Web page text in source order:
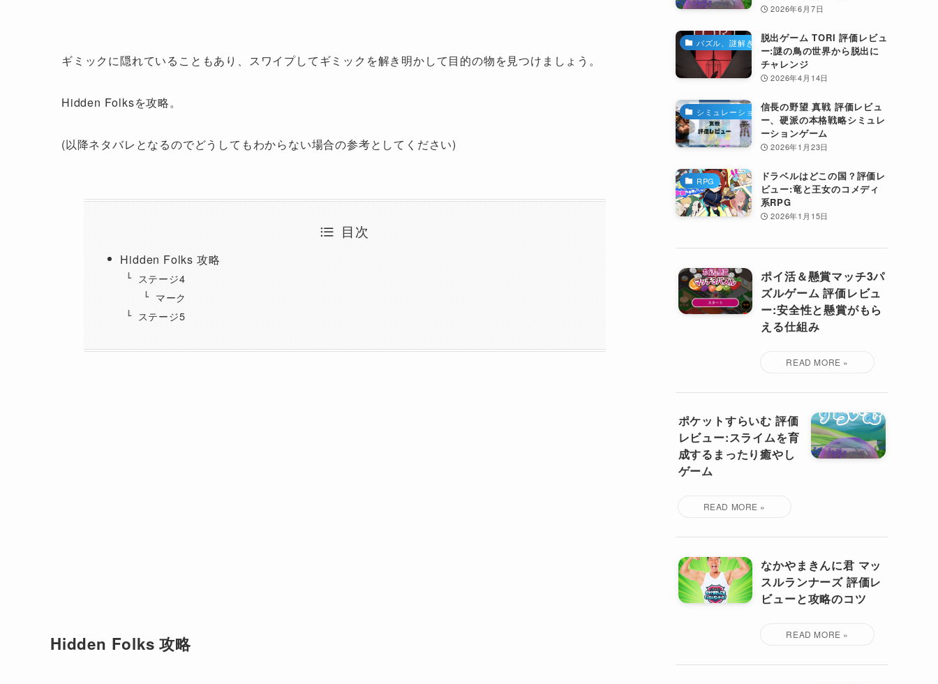
ギミックに隠れていることもあり、スワイプしてギミックを解き明かして目的の物を見つけましょう。
Hidden Folksを攻略。
(以降ネタバレとなるのでどうしてもわからない場合の参考としてください)
目次
Hidden Folks 攻略
ステージ4
マーク
ステージ5
Hidden Folks 攻略
2026年6月7日
パズル、謎解き
脱出ゲーム TORI 評価レビュ
ー:謎の鳥の世界から脱出に
チャレンジ
2026年4月14日
シミュレーション信長の野望 真戦 評価レビュ
ー、硬派の本格戦略シミュレ
ーションゲーム
2026年1月23日
RPG
ドラベルはどこの国？評価レ
ビュー:竜と王女のコメディ
系RPG
2026年1月15日
ポイ活＆懸賞マッチ3パ
ズルゲーム 評価レビュ
ー:安全性と懸賞がもら
える仕組み
ポケットすらいむ 評価
レビュー:スライムを育
成するまったり癒やし
ゲーム
なかやまきんに君 マッ
スルランナーズ 評価レ
ビューと攻略のコツ